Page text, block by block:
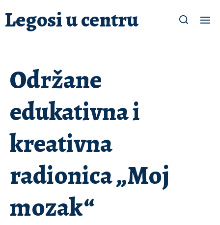
Legosi u centru
Održane
edukativna i
kreativna
radionica „Moj
mozak“